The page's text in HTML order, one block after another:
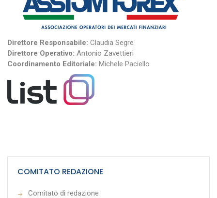
Direttore Responsabile: Claudia Segre
Direttore Operativo: Antonio Zavettieri
Coordinamento Editoriale: Michele Paciello
COMITATO REDAZIONE
Comitato di redazione